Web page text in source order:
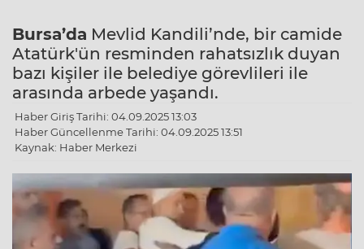
Bursa’da Mevlid Kandili’nde, bir camide
Atatürk'ün resminden rahatsızlık duyan
bazı kişiler ile belediye görevlileri ile
arasında arbede yaşandı.
Haber Giriş Tarihi: 04.09.2025 13:03
Haber Güncellenme Tarihi: 04.09.2025 13:51
Kaynak: Haber Merkezi